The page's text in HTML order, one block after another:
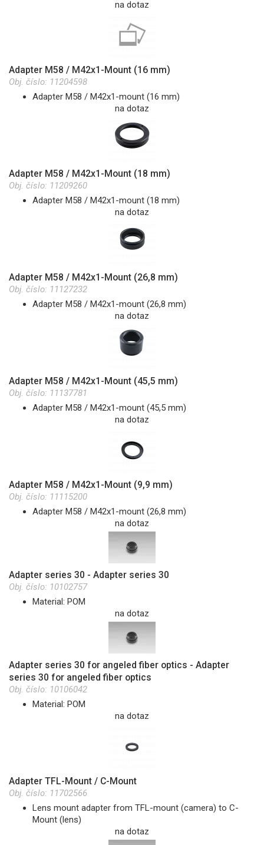
na dotaz
Adapter M58 / M42x1-Mount (16 mm)
Obj. číslo: 11204598
Adapter M58 / M42x1-mount (16 mm)
na dotaz
Adapter M58 / M42x1-Mount (18 mm)
Obj. číslo: 11209260
Adapter M58 / M42x1-mount (18 mm)
na dotaz
Adapter M58 / M42x1-Mount (26,8 mm)
Obj. číslo: 11127232
Adapter M58 / M42x1-mount (26,8 mm)
na dotaz
Adapter M58 / M42x1-Mount (45,5 mm)
Obj. číslo: 11137781
Adapter M58 / M42x1-mount (45,5 mm)
na dotaz
Adapter M58 / M42x1-Mount (9,9 mm)
Obj. číslo: 11115200
Adapter M58 / M42x1-mount (26,8 mm)
na dotaz
Adapter series 30 - Adapter series 30
Obj. číslo: 10102757
Material: POM
na dotaz
Adapter series 30 for angeled fiber optics - Adapter
series 30 for angeled fiber optics
Obj. číslo: 10106042
Material: POM
na dotaz
Adapter TFL-Mount / C-Mount
Obj. číslo: 11702566
Lens mount adapter from TFL-mount (camera) to C-
Mount (lens)
na dotaz